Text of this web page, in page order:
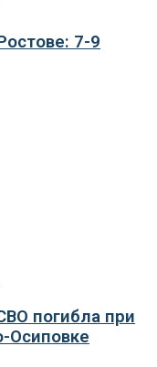
7-9
погибла при
Осиповке